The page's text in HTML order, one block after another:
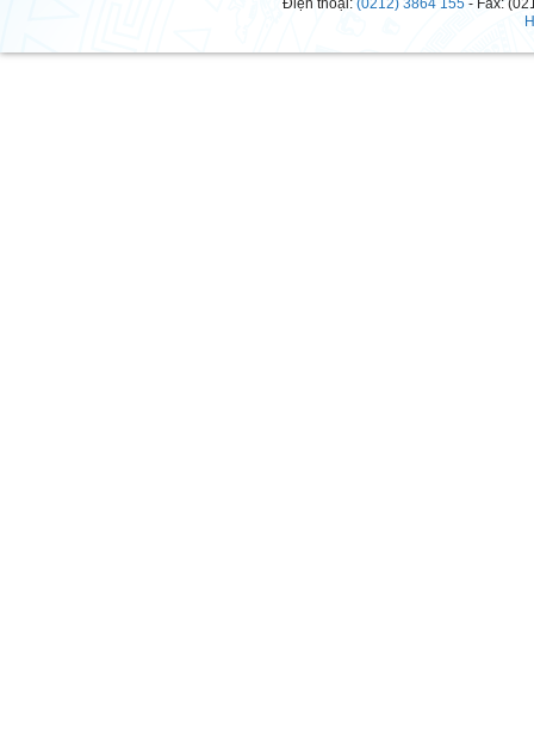
Điện thoại: (0212) 3864 155- Fax: